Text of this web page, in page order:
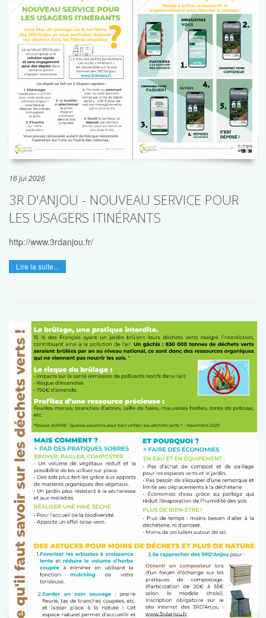
16 jui 2026
3R D'ANJOU - NOUVEAU SERVICE POUR
LES USAGERS ITINÉRANTS
http://www.3rdanjou.fr/
Lire la suite...